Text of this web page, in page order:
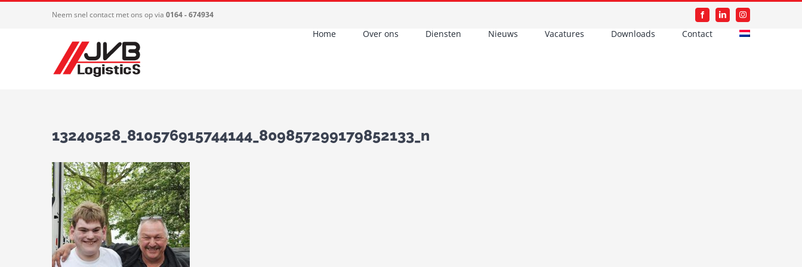
Neem snel contact met ons op via 0164 - 674934 FacebookLinkedInInstagram
Home Over ons Diensten Nieuws Vacatures Downloads Contact
13240528_810576915744144_809857299179852133_n